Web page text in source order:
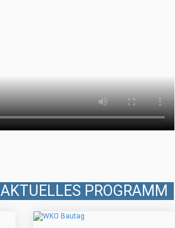
AKTUELLES PROGRAMM